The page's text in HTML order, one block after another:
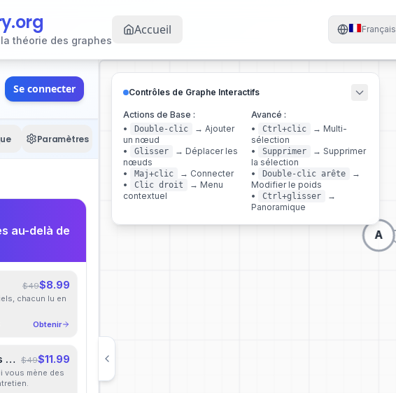
théorie des graphes
Accueil Français
Se connecter
Paramètres
au-delà de
$49$8.99
chacun lu en
Obtenir
graphes
$49$11.99
vous mène des
Contrôles de Graphe Interactifs
Actions de Base :
•
Double-clic → Ajouter
un nœud
•
Glisser → Déplacer les
nœuds
•
Maj+clic → Connecter
•
Clic droit → Menu
contextuel
Avancé :
•
Ctrl+clic → Multi-
sélection
•
Supprimer → Supprimer
la sélection
•
Double-clic arête
→
Modifier le poids
•
Ctrl+glisser
→
Panoramique